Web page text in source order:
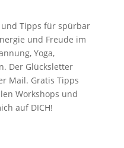
Tipps für spürbar
und Freude im
Yoga,
Der Glücksletter
Mail. Gratis Tipps
Workshops und
auf DICH!